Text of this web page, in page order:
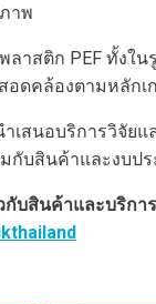
าพ
าสติก PEF ทั้ง
ดคล้องตามหลัก
เสนอบริการวิจั
บสินค้าและงบป
บสินค้าและบริก